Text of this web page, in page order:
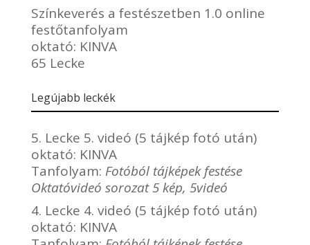
Színkeverés a festészetben 1.0 online
festőtanfolyam
oktató: KINVA
65 Lecke
Legújabb leckék
5. Lecke 5. videó (5 tájkép fotó után)
oktató: KINVA
Tanfolyam: Fotóból tájképek festése
Oktatóvideó sorozat 5 kép, 5videó
4. Lecke 4. videó (5 tájkép fotó után)
oktató: KINVA